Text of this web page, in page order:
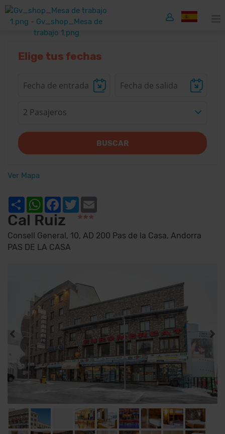
Elige tus fechas
2 Pasajeros
BUSCAR
Ver Mapa
Share WhatsAppFacebook
Twitter
Cal Ruiz ***
Consell General, 10, AD 200 Pas de la Casa, Andorra
PAS DE LA CASA